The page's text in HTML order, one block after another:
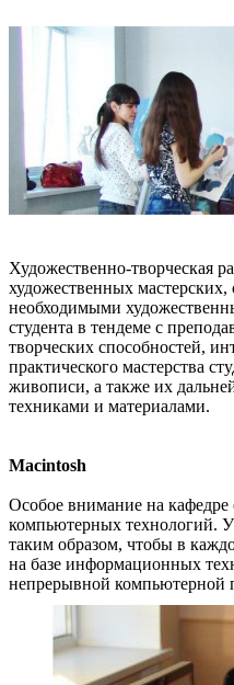
Художественно-творческая
художественных
необходимыми
студента в тендеме с
творческих способностей,
практического мастерства
живописи, а также их
техниками и материалами.
Macintosh
Особое внимание на кафедре
компьютерных технологий.
таким образом, чтобы в
на базе информационных
непрерывной компьютерной